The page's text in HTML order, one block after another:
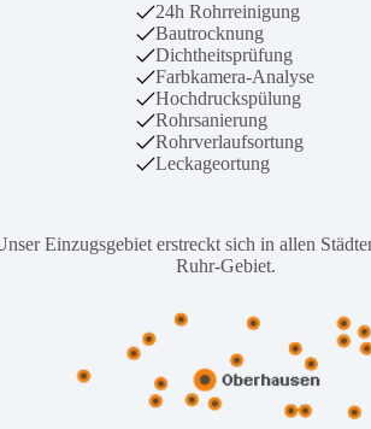
24h Rohrreinigung
Bautrocknung
Dichtheitsprüfung
Farbkamera-Analyse
Hochdruckspülung
Rohrsanierung
Rohrverlaufsortung
Leckageortung
Einzugsgebiet erstreckt sich in allen
Ruhr-Gebiet.